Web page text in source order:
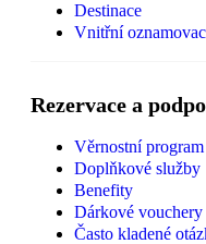
Destinace
Vnitřní
Rezervace a
Věrnostní program
Doplňkové služby
Benefity
Dárkové vouchery
Často kladené